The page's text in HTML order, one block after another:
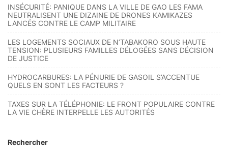
INSÉCURITÉ: PANIQUE DANS LA VILLE DE GAO LES FAMA
NEUTRALISENT UNE DIZAINE DE DRONES KAMIKAZES
LANCÉS CONTRE LE CAMP MILITAIRE
LES LOGEMENTS SOCIAUX DE N’TABAKORO SOUS HAUTE
TENSION: PLUSIEURS FAMILLES DÉLOGÉES SANS DÉCISION
DE JUSTICE
HYDROCARBURES: LA PÉNURIE DE GASOIL S’ACCENTUE
QUELS EN SONT LES FACTEURS ?
TAXES SUR LA TÉLÉPHONIE: LE FRONT POPULAIRE CONTRE
LA VIE CHÈRE INTERPELLE LES AUTORITÉS
Rechercher